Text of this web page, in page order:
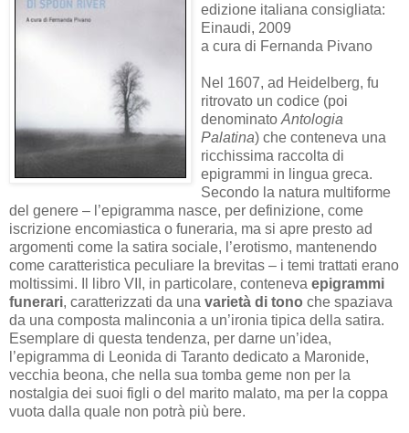
edizione italiana consigliata:
Einaudi, 2009
a cura di Fernanda Pivano
Nel 1607, ad Heidelberg, fu
ritrovato un codice (poi
denominato Antologia
Palatina) che conteneva una
ricchissima raccolta di
epigrammi in lingua greca.
Secondo la natura multiforme
del genere – l’epigramma nasce, per definizione, come
iscrizione encomiastica o funeraria, ma si apre presto ad
argomenti come la satira sociale, l’erotismo, mantenendo
come caratteristica peculiare la brevitas – i temi trattati erano
moltissimi. Il libro VII, in particolare, conteneva epigrammi
funerari, caratterizzati da una varietà di tono che spaziava
da una composta malinconia a un’ironia tipica della satira.
Esemplare di questa tendenza, per darne un’idea,
l’epigramma di Leonida di Taranto dedicato a Maronide,
vecchia beona, che nella sua tomba geme non per la
nostalgia dei suoi figli o del marito malato, ma per la coppa
vuota dalla quale non potrà più bere.